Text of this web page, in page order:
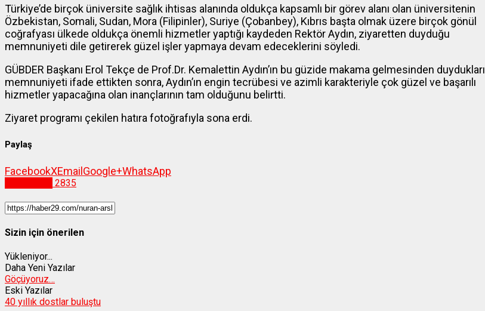
Türkiye’de birçok üniversite sağlık ihtisas alanında oldukça kapsamlı bir görev alanı olan üniversitenin
Özbekistan, Somali, Sudan, Mora (Filipinler), Suriye (Çobanbey), Kıbrıs başta olmak üzere birçok gönül
coğrafyası ülkede oldukça önemli hizmetler yaptığı kaydeden Rektör Aydın, ziyaretten duyduğu
memnuniyeti dile getirerek güzel işler yapmaya devam edeceklerini söyledi.
GÜBDER Başkanı Erol Tekçe de Prof.Dr. Kemalettin Aydın’ın bu güzide makama gelmesinden duydukları
memnuniyeti ifade ettikten sonra, Aydın’ın engin tecrübesi ve azimli karakteriyle çok güzel ve başarılı
hizmetler yapacağına olan inançlarının tam olduğunu belirtti.
Ziyaret programı çekilen hatıra fotoğrafıyla sona erdi.
Paylaş
FacebookXEmail Google+WhatsApp
2835
Sizin için önerilen
Yükleniyor...
Daha Yeni Yazılar
Göçüyoruz…
Eski Yazılar
40 yıllık dostlar buluştu